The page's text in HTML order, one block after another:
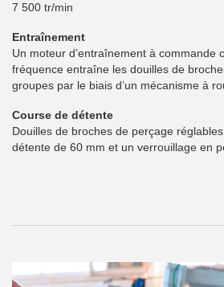
7 500 tr/min
Entraînement
Un moteur d’entraînement à commande
fréquence entraîne les douilles de
groupes par le biais d’un mécanisme à
Course de détente
Douilles de broches de perçage
détente de 60 mm et un verrouillage en